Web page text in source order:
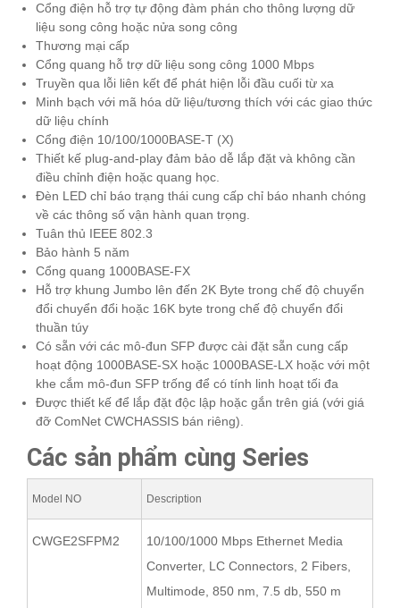
Cổng điện hỗ trợ tự động đàm phán cho thông lượng dữ
liệu song công hoặc nửa song công
Thương mại cấp
Cổng quang hỗ trợ dữ liệu song công 1000 Mbps
Truyền qua lỗi liên kết để phát hiện lỗi đầu cuối từ xa
Minh bạch với mã hóa dữ liệu/tương thích với các giao thức
dữ liệu chính
Cổng điện 10/100/1000BASE-T (X)
Thiết kế plug-and-play đảm bảo dễ lắp đặt và không cần
điều chỉnh điện hoặc quang học.
Đèn LED chỉ báo trạng thái cung cấp chỉ báo nhanh chóng
về các thông số vận hành quan trọng.
Tuân thủ IEEE 802.3
Bảo hành 5 năm
Cổng quang 1000BASE-FX
Hỗ trợ khung Jumbo lên đến 2K Byte trong chế độ chuyển
đổi chuyển đổi hoặc 16K byte trong chế độ chuyển đổi
thuần túy
Có sẵn với các mô-đun SFP được cài đặt sẵn cung cấp
hoạt động 1000BASE-SX hoặc 1000BASE-LX hoặc với một
khe cắm mô-đun SFP trống để có tính linh hoạt tối đa
Được thiết kế để lắp đặt độc lập hoặc gắn trên giá (với giá
đỡ ComNet CWCHASSIS bán riêng).
Các sản phẩm cùng Series
Model NO Description
CWGE2SFPM2
10/100/1000 Mbps Ethernet Media
Converter, LC Connectors, 2 Fibers,
Multimode, 850 nm, 7.5 db, 550 m